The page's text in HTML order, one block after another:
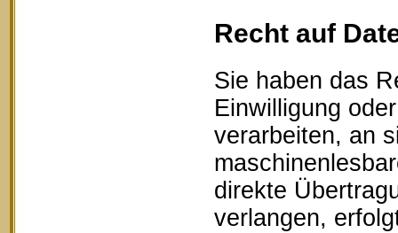
Recht auf
Sie haben das
Einwilligung
verarbeiten, an
direkte
verlangen,